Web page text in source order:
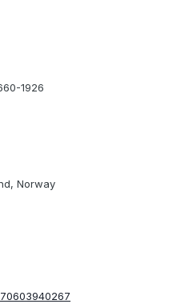
1926
Norway